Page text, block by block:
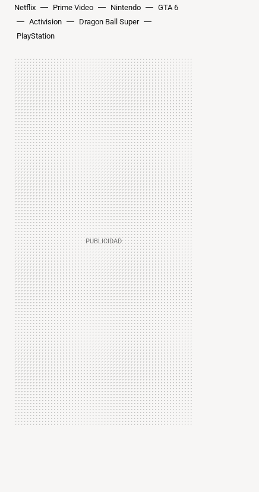
Netflix Prime Video Nintendo
GTA 6
Activision
Dragon Ball Super
PlayStation